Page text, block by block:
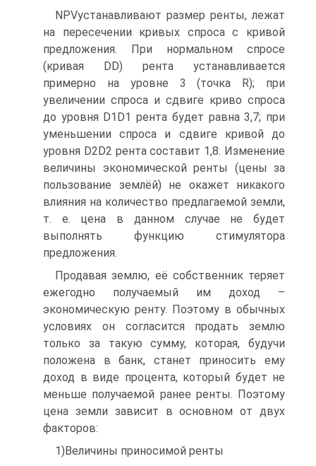
NPVустанавливают размер ренты, лежат
на пересечении кривых спроса с кривой
предложения. При нормальном спросе
(кривая DD) рента устанавливается
примерно на уровне 3 (точка R); при
увеличении спроса и сдвиге криво спроса
до уровня D1D1 рента будет равна 3,7; при
уменьшении спроса и сдвиге кривой до
уровня D2D2 рента составит 1,8. Изменение
величины экономической ренты (цены за
пользование землёй) не окажет никакого
влияния на количество предлагаемой земли,
т. е. цена в данном случае не будет
выполнять функцию стимулятора
предложения.
Продавая землю, её собственник теряет
ежегодно получаемый им доход –
экономическую ренту. Поэтому в обычных
условиях он согласится продать землю
только за такую сумму, которая, будучи
положена в банк, станет приносить ему
доход в виде процента, который будет не
меньше получаемой ранее ренты. Поэтому
цена земли зависит в основном от двух
факторов:
1)Величины приносимой ренты